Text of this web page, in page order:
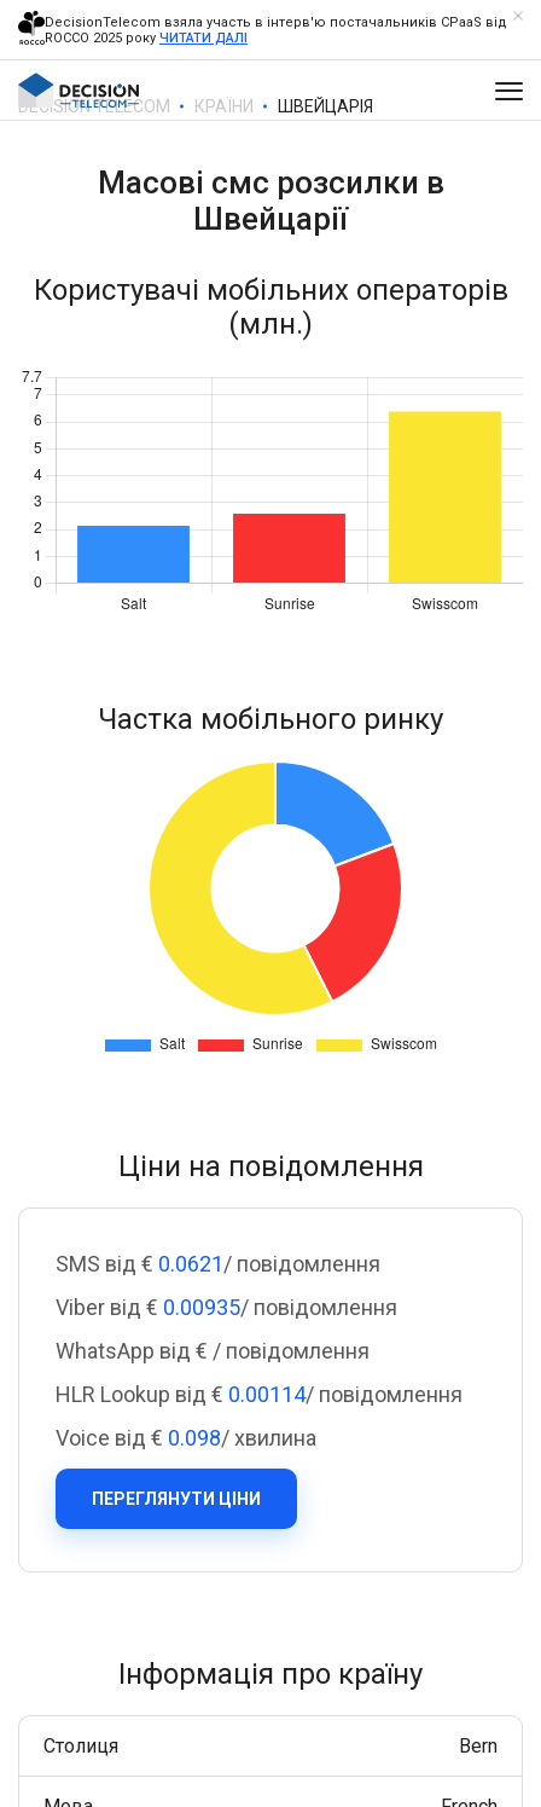
DecisionTelecom взяла участь в інтерв'ю постачальників CPaaS від
ROCCO 2025 року ЧИТАТИ ДАЛІ
DECISION TELECOM КРАЇНИ ШВЕЙЦАРІЯ
Масові смс розсилки в
Швейцарії
Користувачі мобільних операторів
(млн.)
Частка мобільного ринку
Ціни на повідомлення
SMS від € 0.0621/ повідомлення
Viber від € 0.00935/ повідомлення
WhatsApp від € / повідомлення
HLR Lookup від € 0.00114/ повідомлення
Voice від € 0.098/ хвилина
ПЕРЕГЛЯНУТИ ЦІНИ
Інформація про країну
Столиця Bern